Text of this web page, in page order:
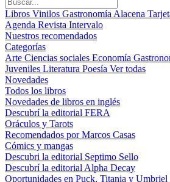
Libros Vinilos Gastronomía Alacena
Agenda Revista Intervalo
Nuestros recomendados
Categorías
Arte Ciencias sociales Economía
Juveniles Literatura Poesía Ver todas
Novedades
Todos los libros
Novedades de libros en inglés
Descubrí la editorial FERA
Oráculos y Tarots
Recomendados por Marcos Casas
Cómics y mangas
Descubri la editorial Septimo Sello
Descubrí la editorial Alpha Decay
Oportunidades en Puck, Titania y Umbriel